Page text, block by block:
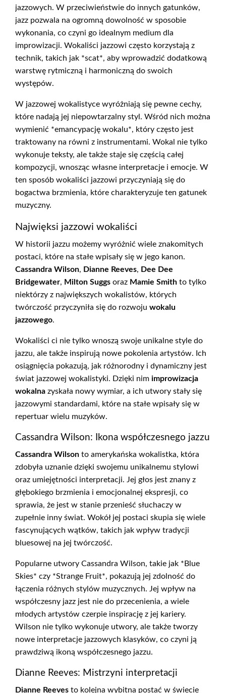
jazzowych. W przeciwieństwie do innych gatunków,
jazz pozwala na ogromną dowolność w sposobie
wykonania, co czyni go idealnym medium dla
improwizacji. Wokaliści jazzowi często korzystają z
technik, takich jak *scat*, aby wprowadzić dodatkową
warstwę rytmiczną i harmoniczną do swoich
występów.
W jazzowej wokalistyce wyróżniają się pewne cechy,
które nadają jej niepowtarzalny styl. Wśród nich można
wymienić *emancypację wokalu*, który często jest
traktowany na równi z instrumentami. Wokal nie tylko
wykonuje teksty, ale także staje się częścią całej
kompozycji, wnosząc własne interpretacje i emocje. W
ten sposób wokaliści jazzowi przyczyniają się do
bogactwa brzmienia, które charakteryzuje ten gatunek
muzyczny.
Najwięksi jazzowi wokaliści
W historii jazzu możemy wyróżnić wiele znakomitych
postaci, które na stałe wpisały się w jego kanon.
Cassandra Wilson, Dianne Reeves, Dee Dee
Bridgewater, Milton Suggs oraz Mamie Smith to tylko
niektórzy z największych wokalistów, których
twórczość przyczyniła się do rozwoju wokalu
jazzowego.
Wokaliści ci nie tylko wnoszą swoje unikalne style do
jazzu, ale także inspirują nowe pokolenia artystów. Ich
osiągnięcia pokazują, jak różnorodny i dynamiczny jest
świat jazzowej wokalistyki. Dzięki nim improwizacja
wokalna zyskała nowy wymiar, a ich utwory stały się
jazzowymi standardami, które na stałe wpisały się w
repertuar wielu muzyków.
Cassandra Wilson: Ikona współczesnego jazzu
Cassandra Wilson to amerykańska wokalistka, która
zdobyła uznanie dzięki swojemu unikalnemu stylowi
oraz umiejętności interpretacji. Jej głos jest znany z
głębokiego brzmienia i emocjonalnej ekspresji, co
sprawia, że jest w stanie przenieść słuchaczy w
zupełnie inny świat. Wokół jej postaci skupia się wiele
fascynujących wątków, takich jak wpływ tradycji
bluesowej na jej twórczość.
Popularne utwory Cassandra Wilson, takie jak *Blue
Skies* czy *Strange Fruit*, pokazują jej zdolność do
łączenia różnych stylów muzycznych. Jej wpływ na
współczesny jazz jest nie do przecenienia, a wiele
młodych artystów czerpie inspirację z jej kariery.
Wilson nie tylko wykonuje utwory, ale także tworzy
nowe interpretacje jazzowych klasyków, co czyni ją
prawdziwą ikoną współczesnego jazzu.
Dianne Reeves: Mistrzyni interpretacji
Dianne Reeves to kolejna wybitna postać w świecie